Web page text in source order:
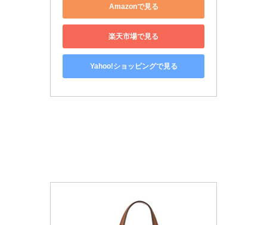
Amazonで見る
楽天市場で見る
Yahoo!ショッピングで見る